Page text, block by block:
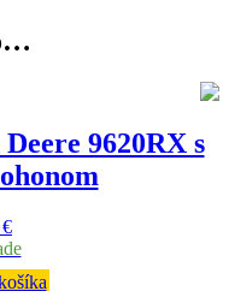
9620RX s
€